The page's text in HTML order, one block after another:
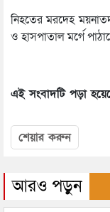
নিহতের মরদেহ
ও হাসপাতাল মর্গে
এই সংবাদটি পড়া
শেয়ার করুন
আরও পড়ুন